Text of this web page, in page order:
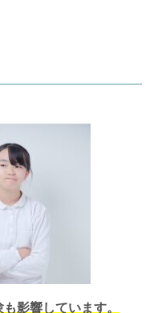
影響しています。